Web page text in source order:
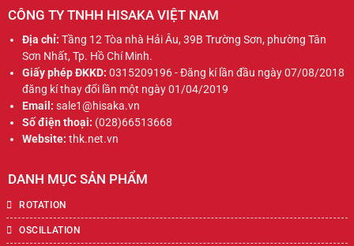
CÔNG TY TNHH HISAKA VIỆT NAM
Địa chỉ: Tầng 12 Tòa nhà Hải Âu, 39B Trường Sơn, phường Tân
Sơn Nhất, Tp. Hồ Chí Minh.
Giấy phép ĐKKD: 0315209196 - Đăng kí lần đầu ngày 07/08/2018
đăng kí thay đổi lần một ngày 01/04/2019
Email: sale1@hisaka.vn
Số điện thoại: (028)66513668
Website: thk.net.vn
DANH MỤC SẢN PHẨM
ROTATION
OSCILLATION